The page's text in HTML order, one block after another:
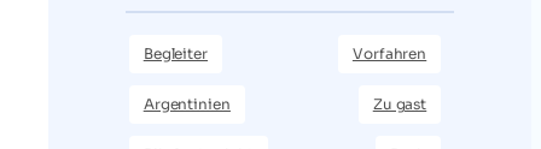
Begleiter Vorfahren
Argentinien Zu gast